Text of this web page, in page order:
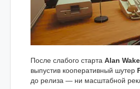
После слабого старта Alan
выпустив кооперативный шутер
до релиза — ни масштабной